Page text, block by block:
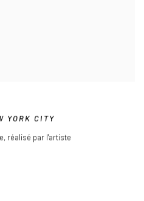
YORK CITY
, réalisé par l'artiste